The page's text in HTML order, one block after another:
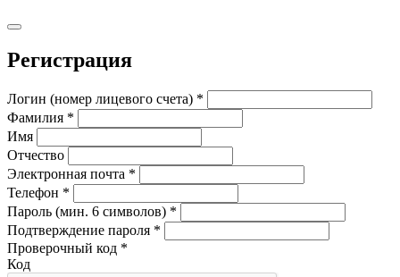
Регистрация
Логин (номер лицевого счета) *
Фамилия *
Имя
Отчество
Электронная почта *
Телефон *
Пароль (мин. 6 символов) *
Подтверждение пароля *
Проверочный код *
Код